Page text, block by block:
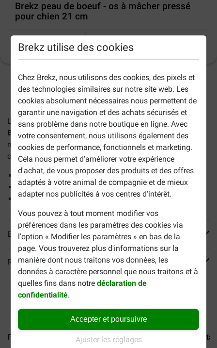
Brekz utilise des cookies
Chez Brekz, nous utilisons des cookies, des pixels et
des technologies similaires sur notre site web. Les
cookies absolument nécessaires nous permettent de
garantir une navigation et des achats sécurisés et
sans problème dans notre boutique en ligne. Avec
votre consentement, nous utilisons également des
cookies de performance, fonctionnels et marketing.
Cela nous permet d'améliorer votre expérience
d'achat, de vous proposer des produits et des offres
adaptés à votre animal de compagnie et de mieux
adapter nos publicités à vos centres d'intérêt.
Vous pouvez à tout moment modifier vos
préférences dans les paramètres des cookies via
l'option « Modifier les paramètres » en bas de la
page. Vous trouverez plus d'informations sur la
manière dont nous traitons vos données, les
données à caractère personnel que nous traitons et à
quelles fins dans notredéclaration de
confidentialité.
Accepter et poursuivre
Ajuster les réglages
Brekz peau de boeuf - os à mâcher pressé
pour chien 21 cm
19) Informations sur le produit
2-5 jours ouvrables estimés, sauf indication contraire.
L'ospour chien en peau de bœuf pressée (21 cm) de
Brekzest un délicieux en-cas que votre chien adorera
mastiquer. Un lot économique contient 4 os d'environ 21
cm.
Soutien à l'hygiène bucco-dentaire
Plaisir de mastication longue durée
Aide à lutter contre la plaque dentaire
En savoir plus
Reviews
Farm Food Rawhide Dental S... Farm Food Rawhide Dental